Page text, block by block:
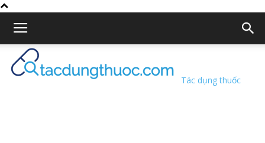
Tác dụng thuốc